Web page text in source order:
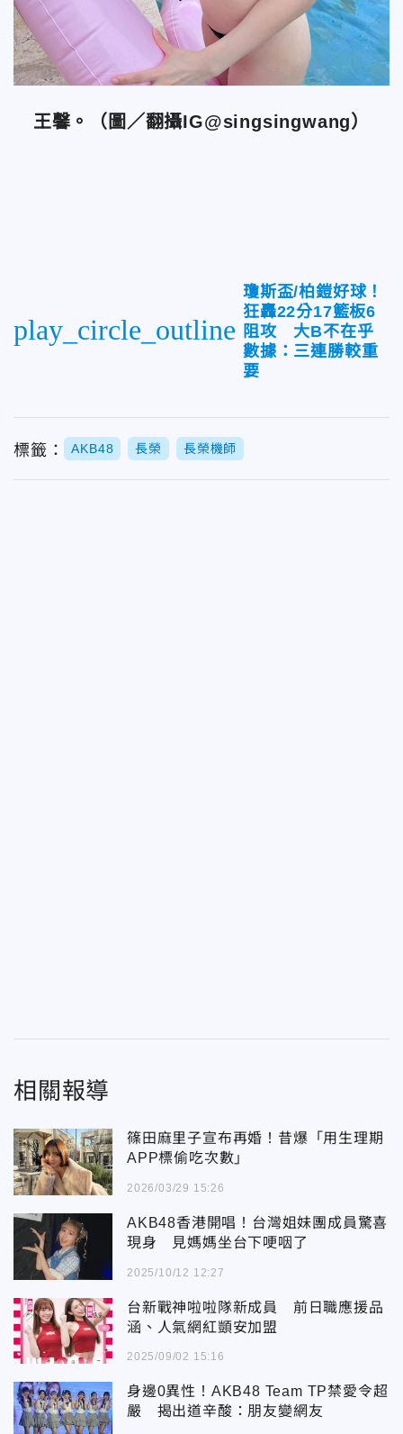
王馨。（圖／翻攝IG@singsingwang）
play_circle_outline
瓊斯盃/柏鎧好球！
狂轟22分17籃板6
阻攻 大B不在乎
數據：三連勝較重
要
標籤： AKB48 長榮 長榮機師
相關報導
篠田麻里子宣布再婚！昔爆「用生理期
APP標偷吃次數」
2026/03/29 15:26
AKB48香港開唱！台灣姐妹團成員驚喜
現身 見媽媽坐台下哽咽了
2025/10/12 12:27
台新戰神啦啦隊新成員 前日職應援品
涵、人氣網紅顗安加盟
2025/09/02 15:16
身邊0異性！AKB48 Team TP禁愛令超
嚴 揭出道辛酸：朋友變網友